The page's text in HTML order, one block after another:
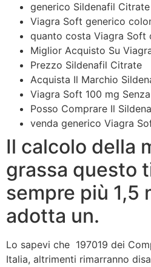
generico Sildenafil
Viagra Soft generico
quanto costa Viagra Soft
Miglior Acquisto Su
Prezzo Sildenafil Citrate
Acquista Il Marchio
Viagra Soft 100 mg
Posso Comprare Il
venda generico Viagra
Il calcolo della
grassa questo
sempre più 1,5
adotta un.
Lo sapevi che  197019 dei
Italia, altrimenti rimarranno